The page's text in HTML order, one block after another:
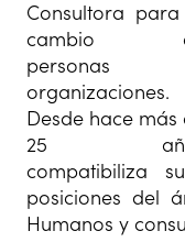
Consultora
cambio
personas
organizaciones.
Desde hace más
25
compatibiliza
posiciones del
Humanos y